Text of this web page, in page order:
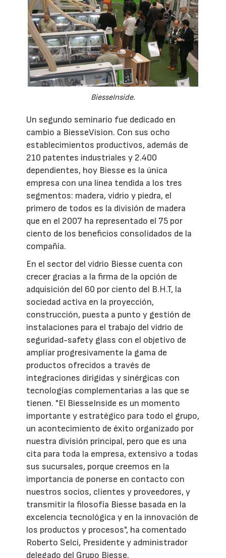
BiesseInside.
Un segundo seminario fue dedicado en
cambio a BiesseVision. Con sus ocho
establecimientos productivos, además de
210 patentes industriales y 2.400
dependientes, hoy Biesse es la única
empresa con una línea tendida a los tres
segmentos: madera, vidrio y piedra, el
primero de todos es la división de madera
que en el 2007 ha representado el 75 por
ciento de los beneficios consolidados de la
compañía.
En el sector del vidrio Biesse cuenta con
crecer gracias a la firma de la opción de
adquisición del 60 por ciento del B.H.T, la
sociedad activa en la proyección,
construcción, puesta a punto y gestión de
instalaciones para el trabajo del vidrio de
seguridad-safety glass con el objetivo de
ampliar progresivamente la gama de
productos ofrecidos a través de
integraciones dirigidas y sinérgicas con
tecnologías complementarias a las que se
tienen. "El BiesseInside es un momento
importante y estratégico para todo el grupo,
un acontecimiento de éxito organizado por
nuestra división principal, pero que es una
cita para toda la empresa, extensivo a todas
sus sucursales, porque creemos en la
importancia de ponerse en contacto con
nuestros socios, clientes y proveedores, y
transmitir la filosofía Biesse basada en la
excelencia tecnológica y en la innovación de
los productos y procesos", ha comentado
Roberto Selci, Presidente y administrador
delegado del Grupo Biesse.